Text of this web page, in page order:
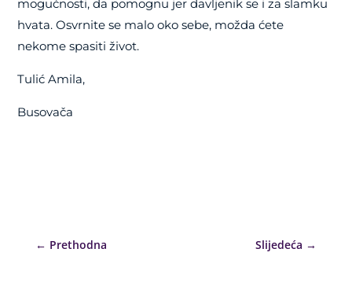
mogućnosti, da pomognu jer davljenik se i za slamku
hvata. Osvrnite se malo oko sebe, možda ćete
nekome spasiti život.
Tulić Amila,
Busovača
← Prethodna Slijedeća →